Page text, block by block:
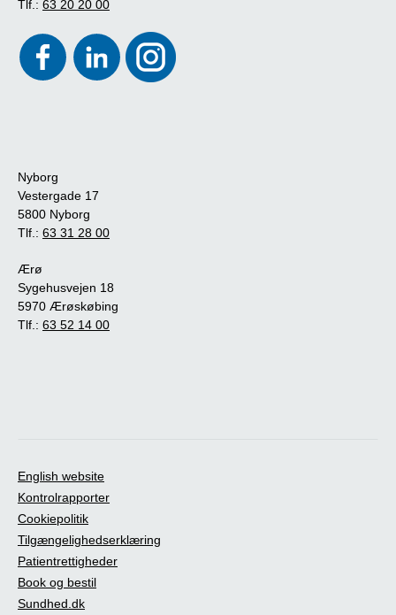
Tlf.: 63 20 20 00
Nyborg
Vestergade 17
5800 Nyborg
Tlf.: 63 31 28 00
Ærø
Sygehusvejen 18
5970 Ærøskøbing
Tlf.: 63 52 14 00
English website
Kontrolrapporter
Cookiepolitik
Tilgængelighedserklæring
Patientrettigheder
Book og bestil
Sundhed.dk